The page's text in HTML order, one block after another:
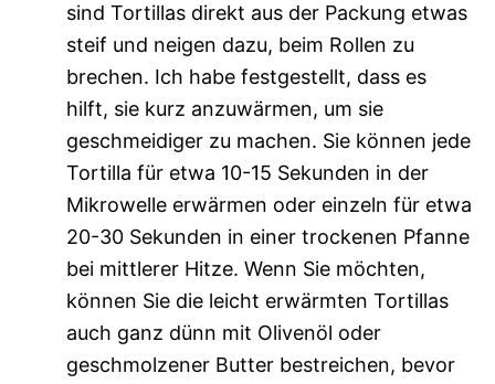
sind Tortillas direkt aus der Packung etwas
steif und neigen dazu, beim Rollen zu
brechen. Ich habe festgestellt, dass es
hilft, sie kurz anzuwärmen, um sie
geschmeidiger zu machen. Sie können jede
Tortilla für etwa 10-15 Sekunden in der
Mikrowelle erwärmen oder einzeln für etwa
20-30 Sekunden in einer trockenen Pfanne
bei mittlerer Hitze. Wenn Sie möchten,
können Sie die leicht erwärmten Tortillas
auch ganz dünn mit Olivenöl oder
geschmolzener Butter bestreichen, bevor